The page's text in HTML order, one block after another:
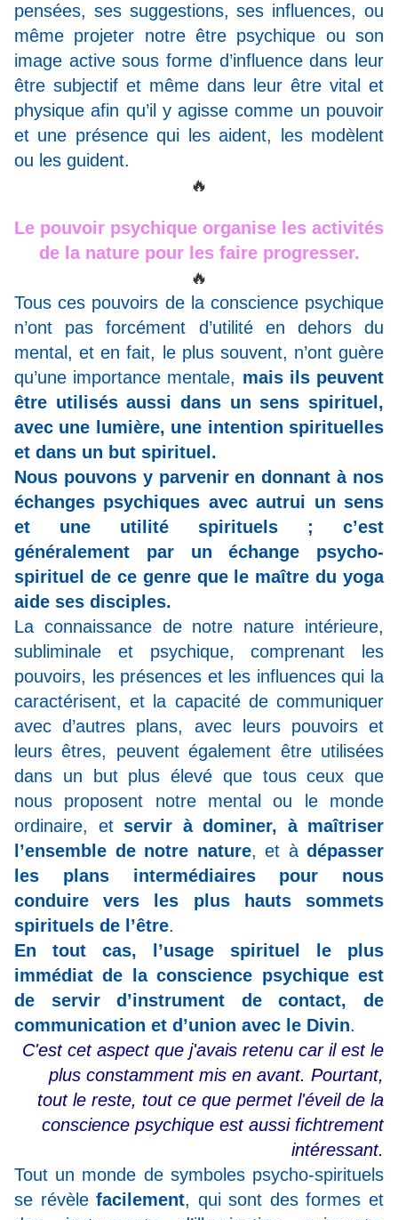
pensées, ses suggestions, ses influences, ou
même projeter notre être psychique ou son
image active sous forme d’influence dans leur
être subjectif et même dans leur être vital et
physique afin qu’il y agisse comme un pouvoir
et une présence qui les aident, les modèlent
ou les guident.
🔥
Le pouvoir psychique organise les activités
de la nature pour les faire progresser.
🔥
Tous ces pouvoirs de la conscience psychique
n’ont pas forcément d’utilité en dehors du
mental, et en fait, le plus souvent, n’ont guère
qu’une importance mentale, mais ils peuvent
être utilisés aussi dans un sens spirituel,
avec une lumière, une intention spirituelles
et dans un but spirituel.
Nous pouvons y parvenir en donnant à nos
échanges psychiques avec autrui un sens
et une utilité spirituels ; c’est
généralement par un échange psycho-
spirituel de ce genre que le maître du yoga
aide ses disciples.
La connaissance de notre nature intérieure,
subliminale et psychique, comprenant les
pouvoirs, les présences et les influences qui la
caractérisent, et la capacité de communiquer
avec d’autres plans, avec leurs pouvoirs et
leurs êtres, peuvent également être utilisées
dans un but plus élevé que tous ceux que
nous proposent notre mental ou le monde
ordinaire, et servir à dominer, à maîtriser
l’ensemble de notre nature, et à dépasser
les plans intermédiaires pour nous
conduire vers les plus hauts sommets
spirituels de l’être.
En tout cas, l’usage spirituel le plus
immédiat de la conscience psychique est
de servir d’instrument de contact, de
communication et d’union avec le Divin.
C'est cet aspect que j'avais retenu car il est le
plus constamment mis en avant. Pourtant,
tout le reste, tout ce que permet l'éveil de la
conscience psychique est aussi fichtrement
intéressant.
Tout un monde de symboles psycho-spirituels
se révèlefacilement, qui sont des formes et